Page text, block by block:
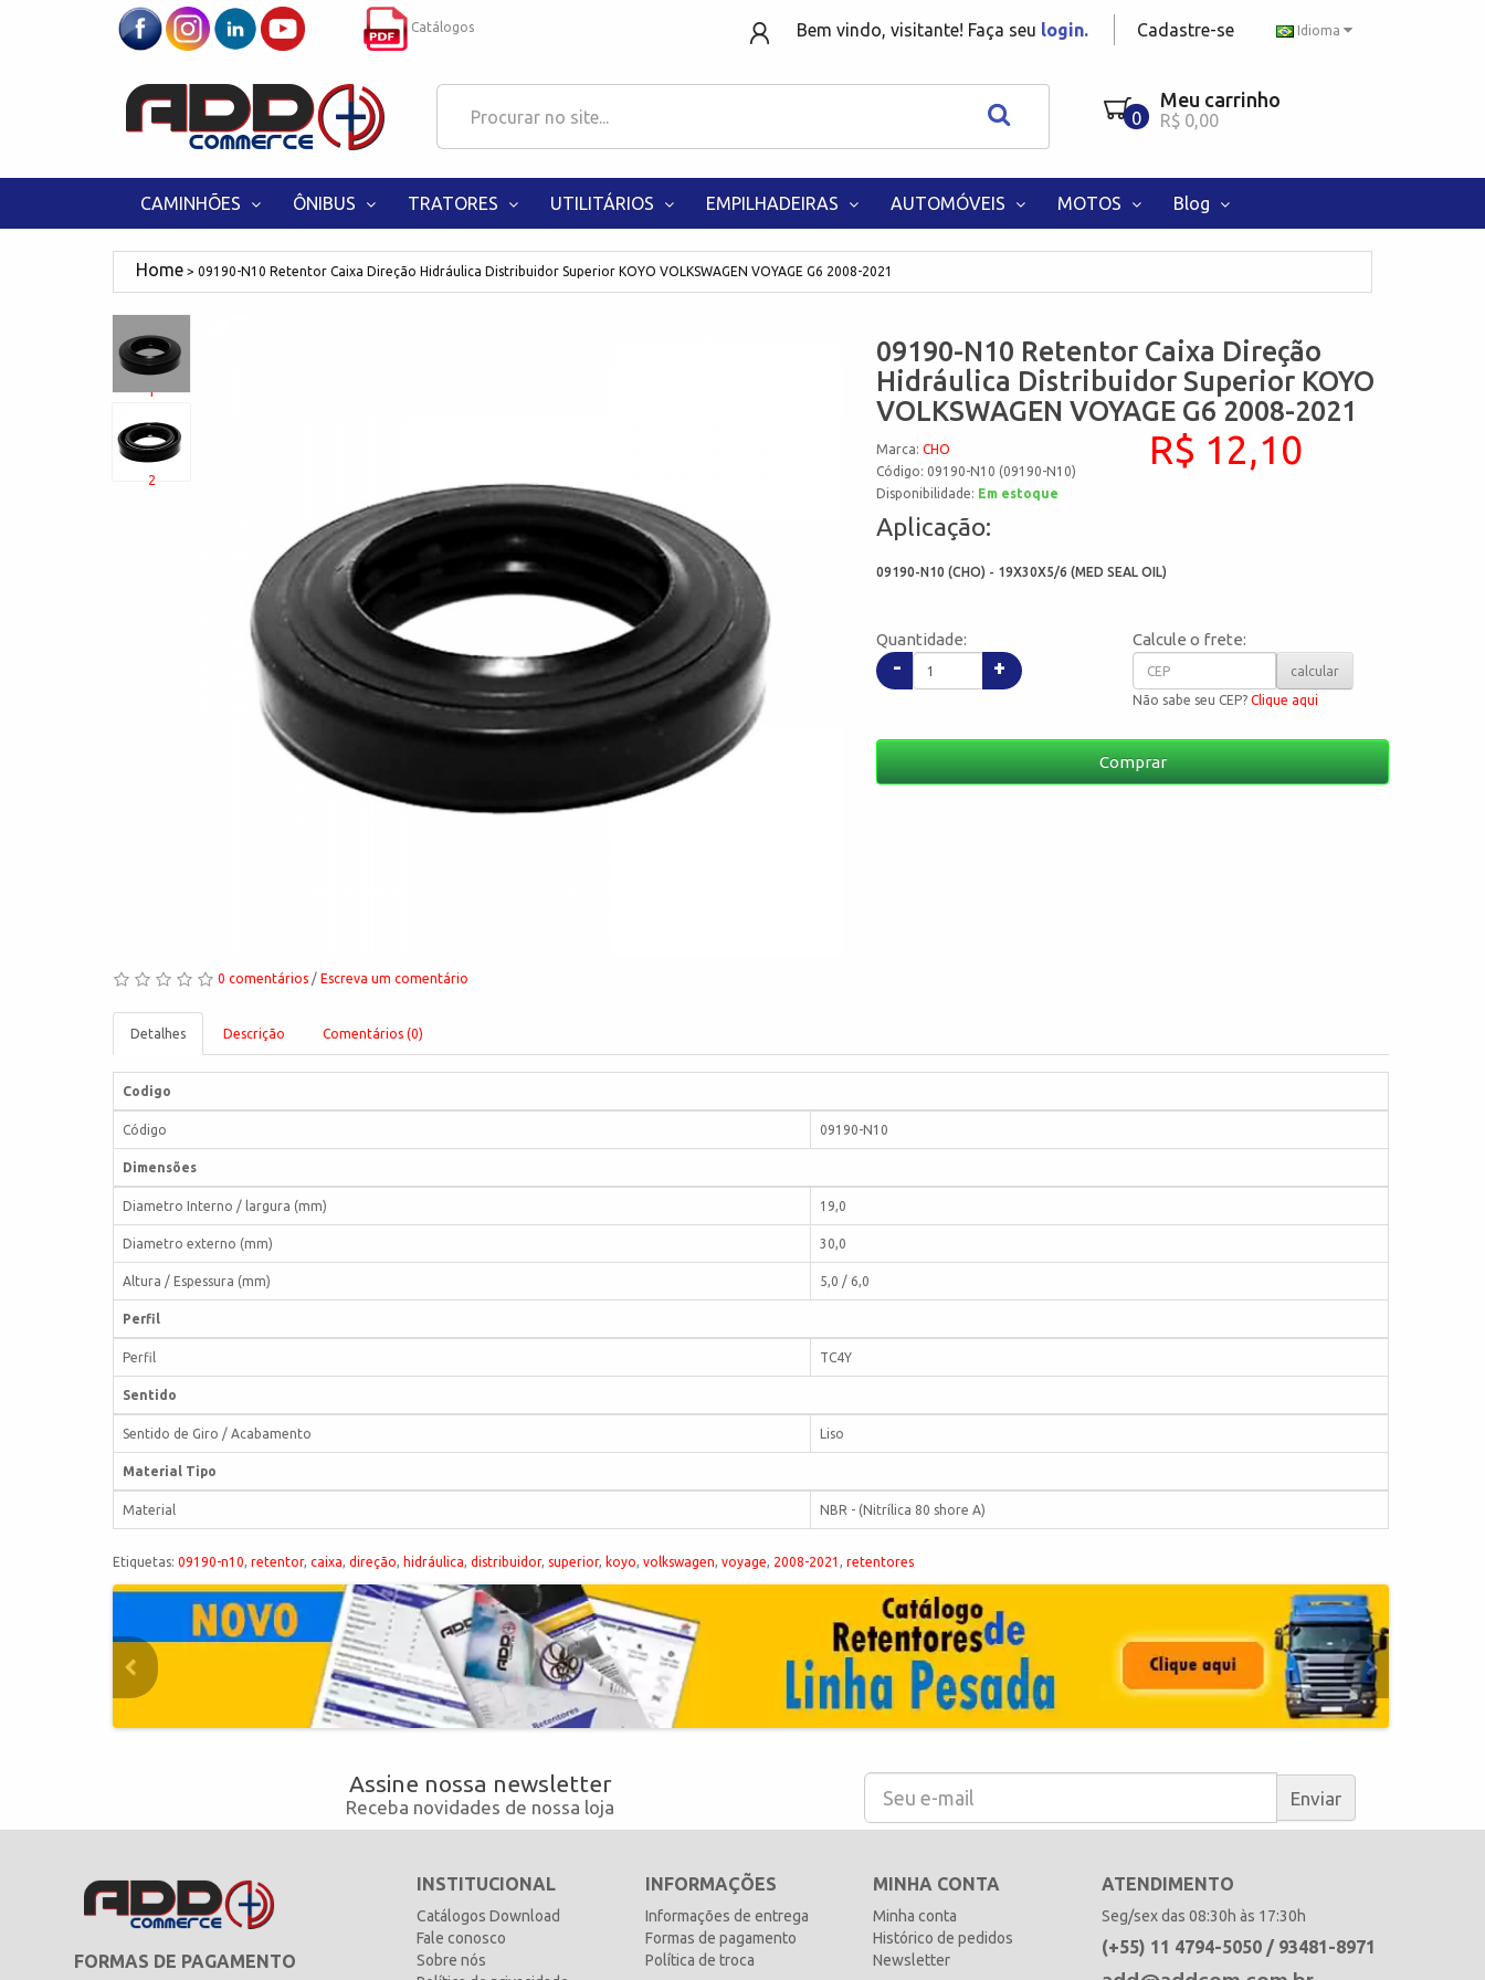
Idioma
Catálogos Bem vindo, visitante! Faça seu login. Cadastre-se
0
Meu carrinho
R$ 0,00
CAMINHÕES ÔNIBUS TRATORES UTILITÁRIOS EMPILHADEIRAS AUTOMÓVEIS MOTOS Blog
09190-N10 Retentor Caixa Direção Hidráulica Distribuidor Superior KOYO VOLKSWAGEN VOYAGE G6 2008-2021
1
2
0 comentários / Escreva um comentário
09190-N10 Retentor Caixa Direção
Hidráulica Distribuidor Superior KOYO
VOLKSWAGEN VOYAGE G6 2008-2021
Marca:CHO
Código: 09190-N10 (09190-N10)
Disponibilidade: Em estoque
R$ 12,10
Aplicação:
09190-N10 (CHO) - 19X30X5/6 (MED SEAL OIL)
Quantidade:
- +
Calcule o frete:
calcular
Não sabe seu CEP?Clique aqui
Comprar
Detalhes Descrição Comentários (0)
Codigo
Código 09190-N10
Dimensões
Diametro Interno / largura (mm) 19,0
Diametro externo (mm) 30,0
Altura / Espessura (mm) 5,0 / 6,0
Perfil
Perfil TC4Y
Sentido
Sentido de Giro / Acabamento Liso
Material Tipo
Material NBR - (Nitrílica 80 shore A)
Etiquetas: 09190-n10, retentor, caixa, direção, hidráulica, distribuidor, superior, koyo, volkswagen, voyage, 2008-2021 , retentores
Assine nossa newsletter
Receba novidades de nossa loja Enviar
FORMAS DE PAGAMENTO
INSTITUCIONAL
Catálogos Download
Fale conosco
Sobre nós
INFORMAÇÕES
Informações de entrega
Formas de pagamento
Política de troca
MINHA CONTA
Minha conta
Histórico de pedidos
Newsletter
ATENDIMENTO
Seg/sex das 08:30h às 17:30h
(+55) 11 4794-5050 / 93481-8971